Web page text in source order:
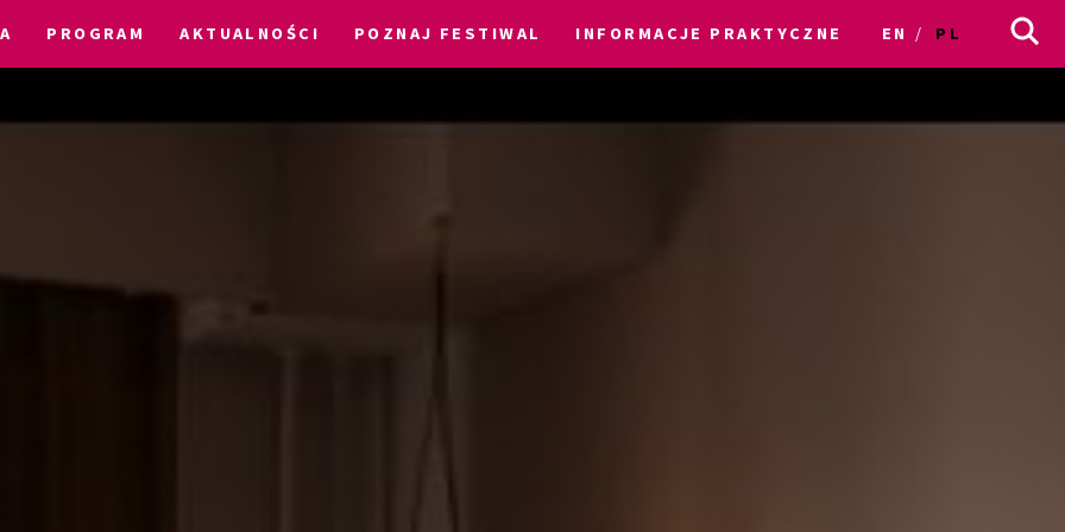
PROGRAM AKTUALNOŚCI POZNAJ FESTIWAL INFORMACJE PRAKTYCZNE EN PL